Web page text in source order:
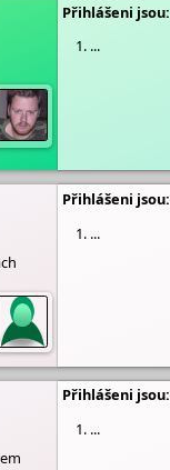
Přihlášeni jsou:
...
Přihlášeni jsou:
...
Přihlášeni jsou:
...